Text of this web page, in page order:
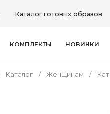
Каталог готовых образов
КОМПЛЕКТЫ НОВИНКИ
Каталог Женщинам